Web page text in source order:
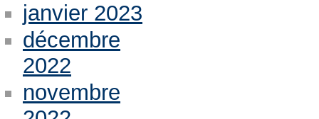
janvier 2023
décembre
2022
novembre